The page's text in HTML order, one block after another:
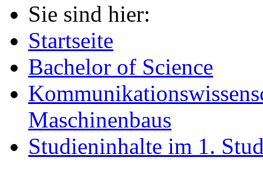
Sie sind hier:
Startseite
Bachelor of Science
Maschinenbaus
Studieninhalte im 1.